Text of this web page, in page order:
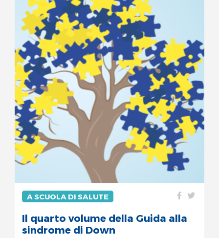
A SCUOLA DI SALUTE
Il quarto volume della Guida alla
sindrome di Down